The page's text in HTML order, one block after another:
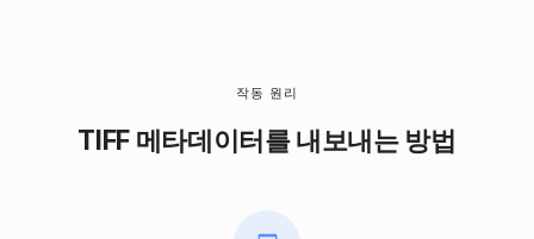
작동 원리
TIFF 메타데이터를 내보내는 방법